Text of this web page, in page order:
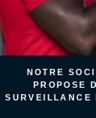
NOTRE
PROPOSE
SURVEILLANCE